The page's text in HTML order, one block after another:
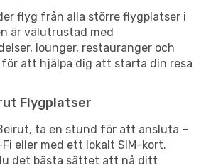
flyg från alla större flygplatser i
är välutrustad med
lounger, restauranger och
att hjälpa dig att starta din resa
Flygplatser
ta en stund för att ansluta –
eller med ett lokalt SIM-kort.
det bästa sättet att nå ditt